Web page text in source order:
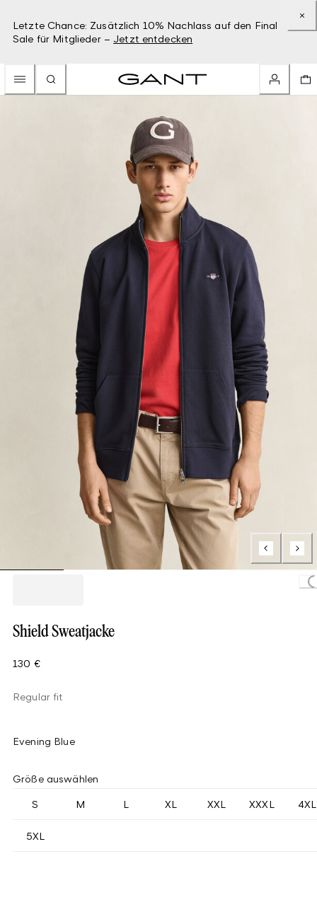
Letzte Chance: Zusätzlich 10% Nachlass auf den Final
Sale für Mitglieder – Jetzt entdecken
Shield Sweatjacke
130 €
Regular fit
Evening Blue
Größe auswählen
S M L XL XXL XXXL 4XL
5XL